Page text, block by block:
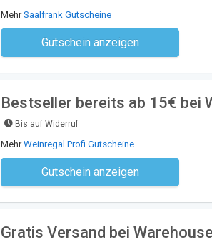
MehrSaalfrank Gutscheine
Gutschein anzeigen
Kein Code notwendig
Bestseller bereits ab 15€ bei
Bis auf Widerruf
MehrWeinregal Profi Gutscheine
Gutschein anzeigen
Kein Code notwendig
Gratis Versand bei